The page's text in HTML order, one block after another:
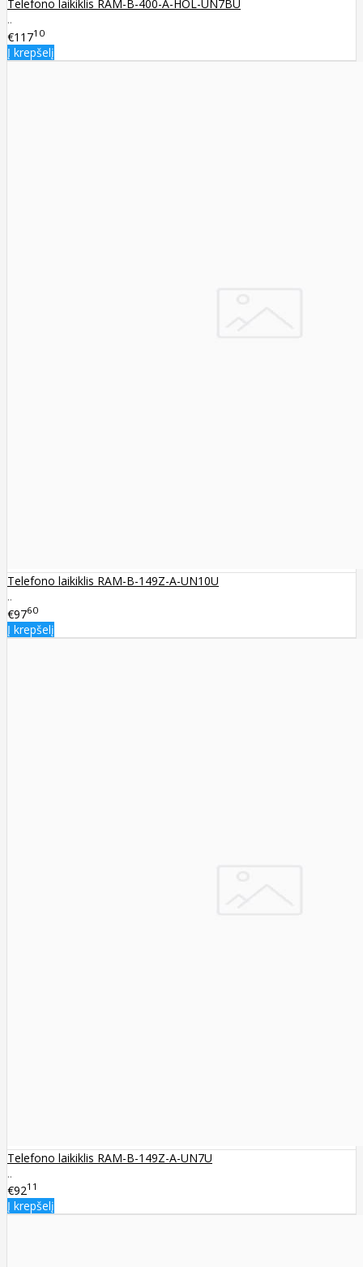
Telefono laikiklis RAM-B-400-A-HOL-UN7BU
..
€11710
Į krepšelį
Telefono laikiklis RAM-B-149Z-A-UN10U
..
€9760
Į krepšelį
Telefono laikiklis RAM-B-149Z-A-UN7U
..
€9211
Į krepšelį